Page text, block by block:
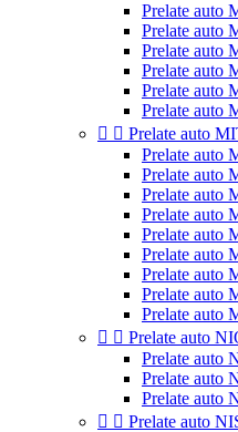
Prelate auto
Prelate auto
Prelate auto
Prelate auto
Prelate auto
Prelate auto
  Prelate auto
Prelate auto
Prelate auto
Prelate auto
Prelate auto
Prelate auto
Prelate auto
Prelate auto
Prelate auto
Prelate auto
  Prelate auto
Prelate auto
Prelate auto
Prelate auto
  Prelate auto